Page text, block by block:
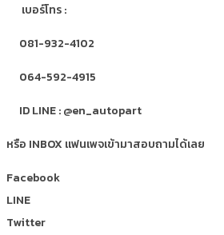
เบอร์โทร :
081-932-4102
064-592-4915
ID LINE : @en_autopart
หรือ INBOX แฟนเพจเข้ามาสอบถามได้เลย
Facebook
LINE
Twitter